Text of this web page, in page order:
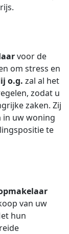
voor de
om stress en
o.g. zal al het
zodat u
zaken. Zij
in uw woning
te
van uw
hun